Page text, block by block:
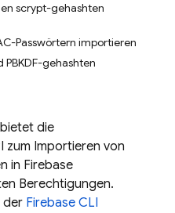
scrypt-gehashten
Passwörtern importieren
gehashten
die
zum Importieren von
in Firebase
Berechtigungen.
der Firebase CLI